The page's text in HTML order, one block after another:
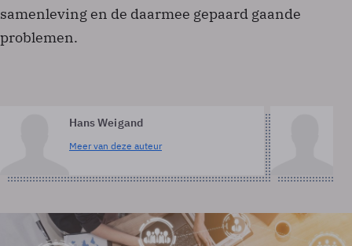
samenleving en de daarmee gepaard gaande
problemen.
Hans Weigand
Meer van deze auteur